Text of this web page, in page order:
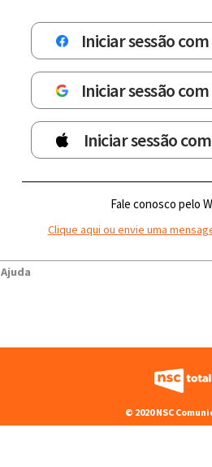
Iniciar sessão
Iniciar sessão
Iniciar sessão
Fale conosco pelo
Clique aqui ou envie uma
Ajuda
© 2020 NSC